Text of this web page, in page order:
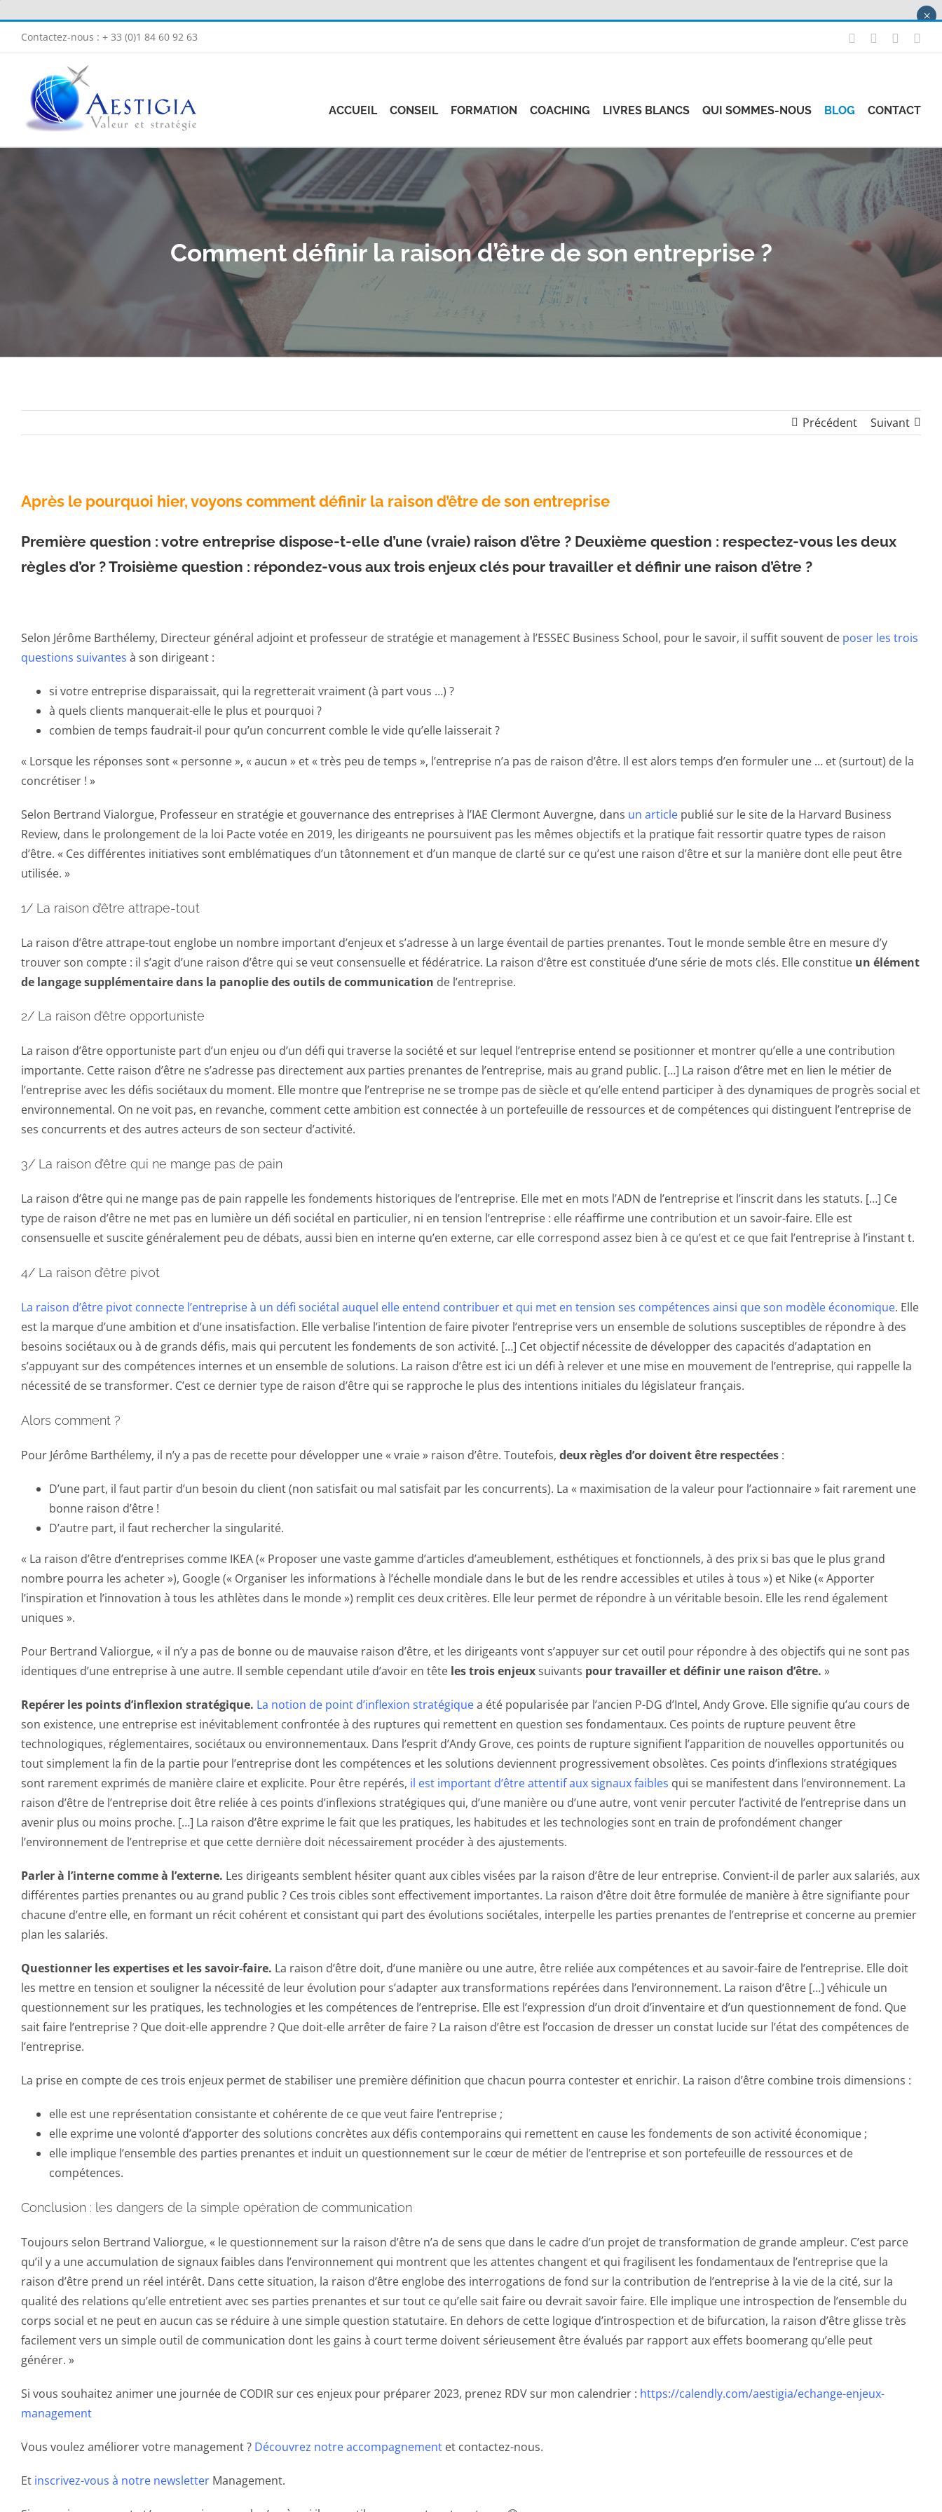
Contactez-nous : + 33 (0)1 84 60 92 63 LinkedIn
ACCUEIL CONSEIL FORMATION COACHING LIVRES BLANCS QUI SOMMES-NOUS BLOG CONTACT
Comment définir la raison d’être de son entreprise ?
Précédent Suivant
Après le pourquoi hier, voyons comment définir la raison d’être de son entreprise
Première question : votre entreprise dispose-t-elle d’une (vraie) raison d’être ? Deuxième question : respectez-vous les deux
règles d’or ? Troisième question : répondez-vous aux trois enjeux clés pour travailler et définir une raison d’être ?
Selon Jérôme Barthélemy, Directeur général adjoint et professeur de stratégie et management à l’ESSEC Business School, pour le savoir, il suffit souvent de poser les trois
questions suivantes à son dirigeant :
si votre entreprise disparaissait, qui la regretterait vraiment (à part vous …) ?
à quels clients manquerait-elle le plus et pourquoi ?
combien de temps faudrait-il pour qu’un concurrent comble le vide qu’elle laisserait ?
« Lorsque les réponses sont « personne », « aucun » et « très peu de temps », l’entreprise n’a pas de raison d’être. Il est alors temps d’en formuler une … et (surtout) de la
concrétiser ! »
Selon Bertrand Vialorgue, Professeur en stratégie et gouvernance des entreprises à l’IAE Clermont Auvergne, dans un article publié sur le site de la Harvard Business
Review, dans le prolongement de la loi Pacte votée en 2019, les dirigeants ne poursuivent pas les mêmes objectifs et la pratique fait ressortir quatre types de raison
d’être. « Ces différentes initiatives sont emblématiques d’un tâtonnement et d’un manque de clarté sur ce qu’est une raison d’être et sur la manière dont elle peut être
utilisée. »
1/ La raison d’être attrape-tout
La raison d’être attrape-tout englobe un nombre important d’enjeux et s’adresse à un large éventail de parties prenantes. Tout le monde semble être en mesure d’y
trouver son compte : il s’agit d’une raison d’être qui se veut consensuelle et fédératrice. La raison d’être est constituée d’une série de mots clés. Elle constitue un élément
de langage supplémentaire dans la panoplie des outils de communication de l’entreprise.
2/ La raison d’être opportuniste
La raison d’être opportuniste part d’un enjeu ou d’un défi qui traverse la société et sur lequel l’entreprise entend se positionner et montrer qu’elle a une contribution
importante. Cette raison d’être ne s’adresse pas directement aux parties prenantes de l’entreprise, mais au grand public. […] La raison d’être met en lien le métier de
l’entreprise avec les défis sociétaux du moment. Elle montre que l’entreprise ne se trompe pas de siècle et qu’elle entend participer à des dynamiques de progrès social et
environnemental. On ne voit pas, en revanche, comment cette ambition est connectée à un portefeuille de ressources et de compétences qui distinguent l’entreprise de
ses concurrents et des autres acteurs de son secteur d’activité.
3/ La raison d’être qui ne mange pas de pain
La raison d’être qui ne mange pas de pain rappelle les fondements historiques de l’entreprise. Elle met en mots l’ADN de l’entreprise et l’inscrit dans les statuts. […] Ce
type de raison d’être ne met pas en lumière un défi sociétal en particulier, ni en tension l’entreprise : elle réaffirme une contribution et un savoir-faire. Elle est
consensuelle et suscite généralement peu de débats, aussi bien en interne qu’en externe, car elle correspond assez bien à ce qu’est et ce que fait l’entreprise à l’instant t.
4/ La raison d’être pivot
La raison d’être pivot connecte l’entreprise à un défi sociétal auquel elle entend contribuer et qui met en tension ses compétences ainsi que son modèle économique. Elle
est la marque d’une ambition et d’une insatisfaction. Elle verbalise l’intention de faire pivoter l’entreprise vers un ensemble de solutions susceptibles de répondre à des
besoins sociétaux ou à de grands défis, mais qui percutent les fondements de son activité. […] Cet objectif nécessite de développer des capacités d’adaptation en
s’appuyant sur des compétences internes et un ensemble de solutions. La raison d’être est ici un défi à relever et une mise en mouvement de l’entreprise, qui rappelle la
nécessité de se transformer. C’est ce dernier type de raison d’être qui se rapproche le plus des intentions initiales du législateur français.
Alors comment ?
Pour Jérôme Barthélemy, il n’y a pas de recette pour développer une « vraie » raison d’être. Toutefois, deux règles d’or doivent être respectées :
D’une part, il faut partir d’un besoin du client (non satisfait ou mal satisfait par les concurrents). La « maximisation de la valeur pour l’actionnaire » fait rarement une
bonne raison d’être !
D’autre part, il faut rechercher la singularité.
« La raison d’être d’entreprises comme IKEA (« Proposer une vaste gamme d’articles d’ameublement, esthétiques et fonctionnels, à des prix si bas que le plus grand
nombre pourra les acheter »), Google (« Organiser les informations à l’échelle mondiale dans le but de les rendre accessibles et utiles à tous ») et Nike (« Apporter
l’inspiration et l’innovation à tous les athlètes dans le monde ») remplit ces deux critères. Elle leur permet de répondre à un véritable besoin. Elle les rend également
uniques ».
Pour Bertrand Valiorgue, « il n’y a pas de bonne ou de mauvaise raison d’être, et les dirigeants vont s’appuyer sur cet outil pour répondre à des objectifs qui ne sont pas
identiques d’une entreprise à une autre. Il semble cependant utile d’avoir en tête les trois enjeuxsuivants pour travailler et définir une raison d’être. »
Repérer les points d’inflexion stratégique. La notion de point d’inflexion stratégiquea été popularisée par l’ancien P-DG d’Intel, Andy Grove. Elle signifie qu’au cours de
son existence, une entreprise est inévitablement confrontée à des ruptures qui remettent en question ses fondamentaux. Ces points de rupture peuvent être
technologiques, réglementaires, sociétaux ou environnementaux. Dans l’esprit d’Andy Grove, ces points de rupture signifient l’apparition de nouvelles opportunités ou
tout simplement la fin de la partie pour l’entreprise dont les compétences et les solutions deviennent progressivement obsolètes. Ces points d’inflexions stratégiques
sont rarement exprimés de manière claire et explicite. Pour être repérés, il est important d’être attentif aux signaux faibles qui se manifestent dans l’environnement. La
raison d’être de l’entreprise doit être reliée à ces points d’inflexions stratégiques qui, d’une manière ou d’une autre, vont venir percuter l’activité de l’entreprise dans un
avenir plus ou moins proche. […] La raison d’être exprime le fait que les pratiques, les habitudes et les technologies sont en train de profondément changer
l’environnement de l’entreprise et que cette dernière doit nécessairement procéder à des ajustements.
Parler à l’interne comme à l’externe. Les dirigeants semblent hésiter quant aux cibles visées par la raison d’être de leur entreprise. Convient-il de parler aux salariés, aux
différentes parties prenantes ou au grand public ? Ces trois cibles sont effectivement importantes. La raison d’être doit être formulée de manière à être signifiante pour
chacune d’entre elle, en formant un récit cohérent et consistant qui part des évolutions sociétales, interpelle les parties prenantes de l’entreprise et concerne au premier
plan les salariés.
Questionner les expertises et les savoir-faire. La raison d’être doit, d’une manière ou une autre, être reliée aux compétences et au savoir-faire de l’entreprise. Elle doit
les mettre en tension et souligner la nécessité de leur évolution pour s’adapter aux transformations repérées dans l’environnement. La raison d’être […] véhicule un
questionnement sur les pratiques, les technologies et les compétences de l’entreprise. Elle est l’expression d’un droit d’inventaire et d’un questionnement de fond. Que
sait faire l’entreprise ? Que doit-elle apprendre ? Que doit-elle arrêter de faire ? La raison d’être est l’occasion de dresser un constat lucide sur l’état des compétences de
l’entreprise.
La prise en compte de ces trois enjeux permet de stabiliser une première définition que chacun pourra contester et enrichir. La raison d’être combine trois dimensions :
elle est une représentation consistante et cohérente de ce que veut faire l’entreprise ;
elle exprime une volonté d’apporter des solutions concrètes aux défis contemporains qui remettent en cause les fondements de son activité économique ;
elle implique l’ensemble des parties prenantes et induit un questionnement sur le cœur de métier de l’entreprise et son portefeuille de ressources et de
compétences.
Conclusion : les dangers de la simple opération de communication
Toujours selon Bertrand Valiorgue, « le questionnement sur la raison d’être n’a de sens que dans le cadre d’un projet de transformation de grande ampleur. C’est parce
qu’il y a une accumulation de signaux faibles dans l’environnement qui montrent que les attentes changent et qui fragilisent les fondamentaux de l’entreprise que la
raison d’être prend un réel intérêt. Dans cette situation, la raison d’être englobe des interrogations de fond sur la contribution de l’entreprise à la vie de la cité, sur la
qualité des relations qu’elle entretient avec ses parties prenantes et sur tout ce qu’elle sait faire ou devrait savoir faire. Elle implique une introspection de l’ensemble du
corps social et ne peut en aucun cas se réduire à une simple question statutaire. En dehors de cette logique d’introspection et de bifurcation, la raison d’être glisse très
facilement vers un simple outil de communication dont les gains à court terme doivent sérieusement être évalués par rapport aux effets boomerang qu’elle peut
générer. »
Si vous souhaitez animer une journée de CODIR sur ces enjeux pour préparer 2023, prenez RDV sur mon calendrier : https://calendly.com/aestigia/echange-enjeux-
management
Vous voulez améliorer votre management ? Découvrez notre accompagnement et contactez-nous.
Et inscrivez-vous à notre newsletter Management.
×